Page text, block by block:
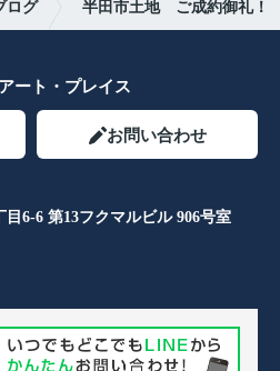
ログ 半田市土地 ご成約御礼！
ート・プレイス
お問い合わせ
6-6 第13フクマルビル 906号室​